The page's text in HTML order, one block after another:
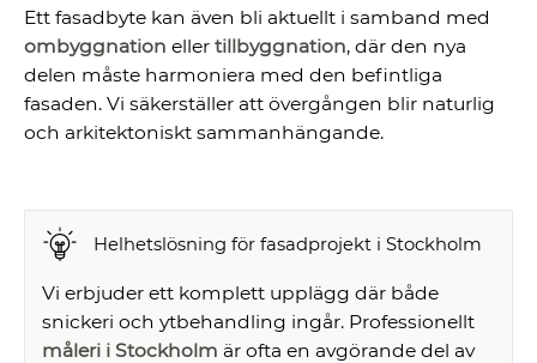
Ett fasadbyte kan även bli aktuellt i samband med
ombyggnation ellertillbyggnation, där den nya
delen måste harmoniera med den befintliga
fasaden. Vi säkerställer att övergången blir naturlig
och arkitektoniskt sammanhängande.
Helhetslösning för fasadprojekt i Stockholm
Vi erbjuder ett komplett upplägg där både
snickeri och ytbehandling ingår. Professionellt
måleri i Stockholm är ofta en avgörande del av